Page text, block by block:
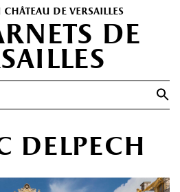
château de versailles
de
SPECTACLES
delpech